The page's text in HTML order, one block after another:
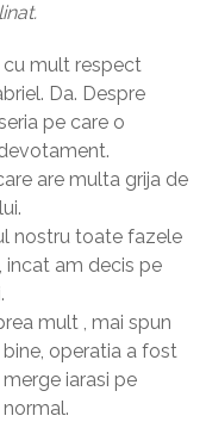
mult respect
Da. Despre
pe care o
are multa grija de
nostru toate fazele
incat am decis pe
mult , mai spun
operatia a fost
iarasi pe